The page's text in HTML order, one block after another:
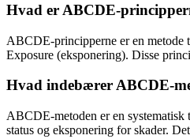
Hvad er ABCDE-
ABCDE-principperne er en
Exposure (eksponering). Disse
Hvad indebærer ABCDE-
ABCDE-metoden er en
status og eksponering for skader.